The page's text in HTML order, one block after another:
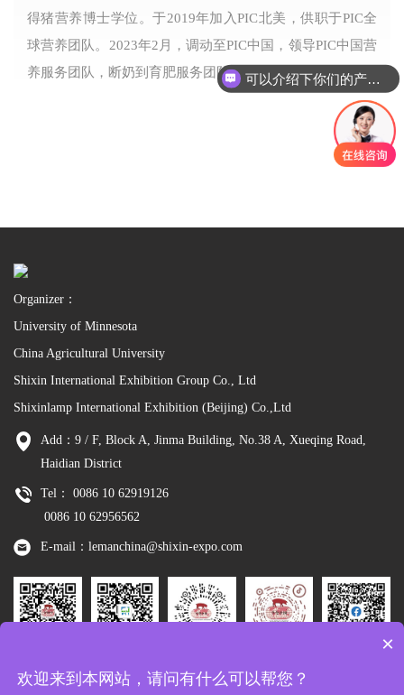
得猪营养博士学位。于2019年加入PIC北美，供职于PIC全
球营养团队。2023年2月，调动至PIC中国，领导PIC中国营
养服务团队，断奶到育肥服务团队和产品验证团队。
Organizer：
University of Minnesota
China Agricultural University
Shixin International Exhibition Group Co., Ltd
Shixinlamp International Exhibition (Beijing) Co.,Ltd
Add：9 / F, Block A, Jinma Building, No.38 A, Xueqing Road,
Haidian District
Tel： 0086 10 62919126
0086 10 62956562
E-mail：lemanchina@shixin-expo.com
Wechat
Tiktok
可以介绍下你们的产品么
×
欢迎来到本网站，请问有什么可以帮您？